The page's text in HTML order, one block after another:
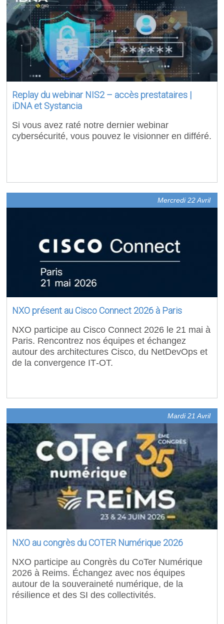
Replay du webinar NIS2 – accès prestataires |
iDNA et Systancia
Si vous avez raté notre dernier webinar
cybersécurité, vous pouvez le visionner en différé.
Mercredi 22 Avril
NXO présent au Cisco Connect 2026 à Paris
NXO participe au Cisco Connect 2026 le 21 mai à
Paris. Rencontrez nos équipes et échangez
autour des architectures Cisco, du NetDevOps et
de la convergence IT‑OT.
Mardi 21 Avril
NXO au congrès du COTER Numérique 2026
NXO participe au Congrès du CoTer Numérique
2026 à Reims. Échangez avec nos équipes
autour de la souveraineté numérique, de la
résilience et des SI des collectivités.